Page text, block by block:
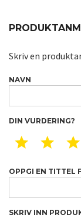
Skriv en
NAVN
DIN VURDERING?
1 STAR
2
OPPGI EN TITTEL
SKRIV INN